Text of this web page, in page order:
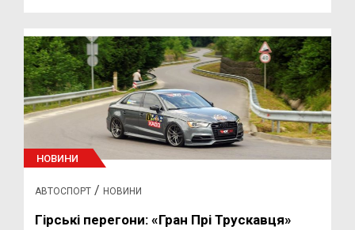
НОВИНИ
АВТОСПОРТ / НОВИНИ
Гірські перегони: «Гран Прі Трускавця»